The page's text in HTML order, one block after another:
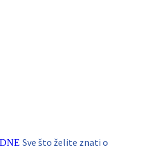
Sve što želite znati o